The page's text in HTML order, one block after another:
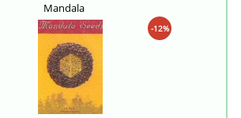
Mandala
-12%